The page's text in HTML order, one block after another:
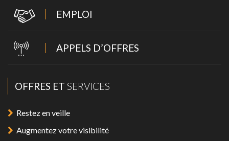
EMPLOI
APPELS D’OFFRES
OFFRES ET SERVICES
Restez en veille
Augmentez votre visibilité